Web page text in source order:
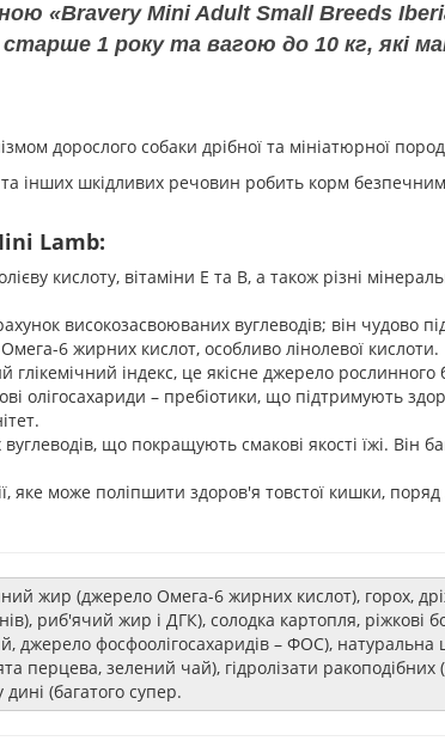
«Bravery Mini Adult Small Breeds
1 року та вагою до 10 кг, які
дорослого собаки дрібної та мініатюрної
та інших шкідливих речовин робить корм
Lamb:
кислоту, вітаміни Е та В, а також різні
високозасвоюваних вуглеводів; він чудово
6 жирних кислот, особливо лінолевої кислоти.
індекс, це якісне джерело рослинного
олігосахариди – пребіотики, що підтримують
що покращують смакові якості їжі. Він
яке може поліпшити здоров'я товстої кишки,
жир (джерело Омега-6 жирних кислот), горох,
риб'ячий жир і ДГК), солодка картопля, ріжкові
джерело фосфоолігосахаридів – ФОС),
перцева, зелений чай), гідролізати ракоподібних
(багатого супер.